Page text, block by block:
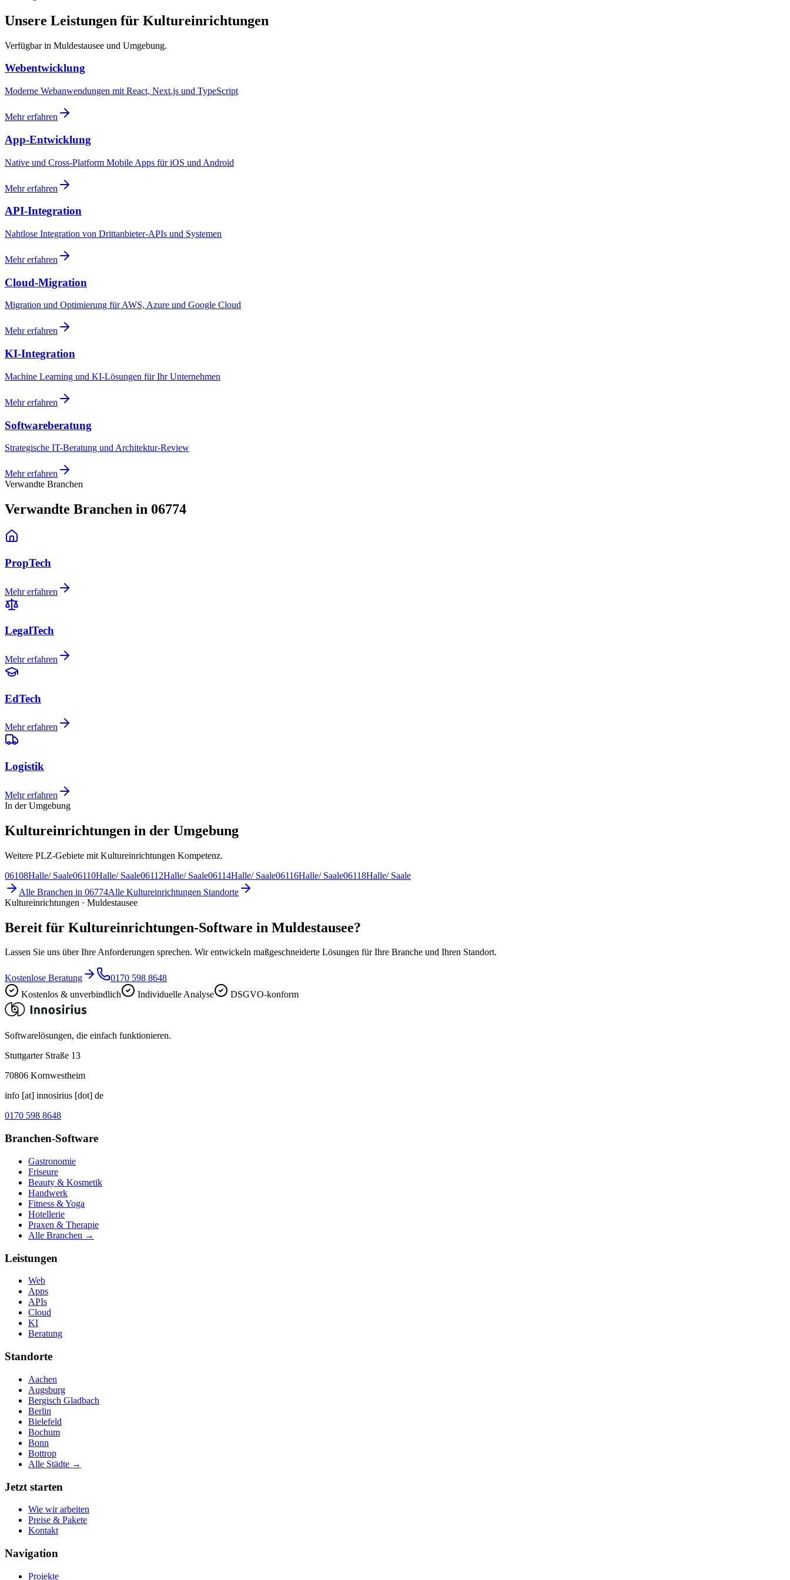
Unsere Leistungen für Kultureinrichtungen
Verfügbar in Muldestausee und Umgebung.
Webentwicklung
Moderne Webanwendungen mit React, Next.js und TypeScript
Mehr erfahren
App-Entwicklung
Native und Cross-Platform Mobile Apps für iOS und Android
Mehr erfahren
API-Integration
Nahtlose Integration von Drittanbieter-APIs und Systemen
Mehr erfahren
Cloud-Migration
Migration und Optimierung für AWS, Azure und Google Cloud
Mehr erfahren
KI-Integration
Machine Learning und KI-Lösungen für Ihr Unternehmen
Mehr erfahren
Softwareberatung
Strategische IT-Beratung und Architektur-Review
Mehr erfahren
Verwandte Branchen
Verwandte Branchen in 06774
PropTech
Mehr erfahren
LegalTech
Mehr erfahren
EdTech
Mehr erfahren
Logistik
Mehr erfahren
In der Umgebung
Kultureinrichtungen in der Umgebung
Weitere PLZ-Gebiete mit Kultureinrichtungen Kompetenz.
06108Halle/ Saale06110Halle/ Saale06112Halle/ Saale06114Halle/ Saale06116Halle/ Saale06118Halle/ Saale
Alle Branchen in 06774Alle Kultureinrichtungen Standorte
Kultureinrichtungen · Muldestausee
Bereit für Kultureinrichtungen-Software in Muldestausee?
Lassen Sie uns über Ihre Anforderungen sprechen. Wir entwickeln maßgeschneiderte Lösungen für Ihre Branche und Ihren Standort.
Kostenlose Beratung
0170 598 8648
Kostenlos & unverbindlich
Individuelle Analyse DSGVO-konform
Softwarelösungen, die einfach funktionieren.
Stuttgarter Straße 13
70806 Kornwestheim
info [at] innosirius [dot] de
0170 598 8648
Branchen-Software
Gastronomie
Friseure
Beauty & Kosmetik
Handwerk
Fitness & Yoga
Hotellerie
Praxen & Therapie
Alle Branchen →
Leistungen
Web
Apps
APIs
Cloud
KI
Beratung
Standorte
Aachen
Augsburg
Bergisch Gladbach
Berlin
Bielefeld
Bochum
Bonn
Bottrop
Alle Städte →
Jetzt starten
Wie wir arbeiten
Preise & Pakete
Kontakt
Navigation
Projekte